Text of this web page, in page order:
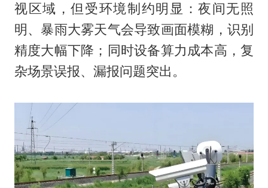
视区域，但受环境制约明显：夜间无照
明、暴雨大雾天气会导致画面模糊，识别
精度大幅下降；同时设备算力成本高，复
杂场景误报、漏报问题突出。